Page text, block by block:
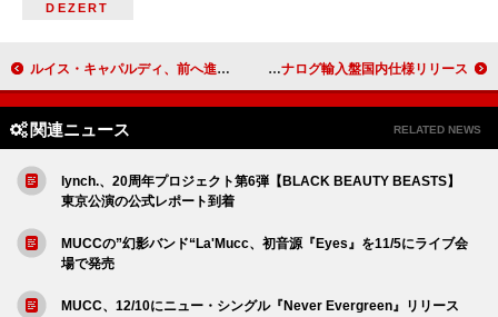
DEZERT
ルイス・キャパルディ、前へ進む苦闘を描く新曲「Almost」公開 カマシ・ワシントン／ボノボ／フローティング・ポインツによる『LAZARUS ラザロ』サントラのアナログ輸入盤国内仕様リリース
関連ニュース RELATED NEWS
lynch.、20周年プロジェクト第6弾【BLACK BEAUTY BEASTS】
東京公演の公式レポート到着
MUCCの”幻影バンド“La'Mucc、初音源『Eyes』を11/5にライブ会
場で発売
MUCC、12/10にニュー・シングル『Never Evergreen』リリース